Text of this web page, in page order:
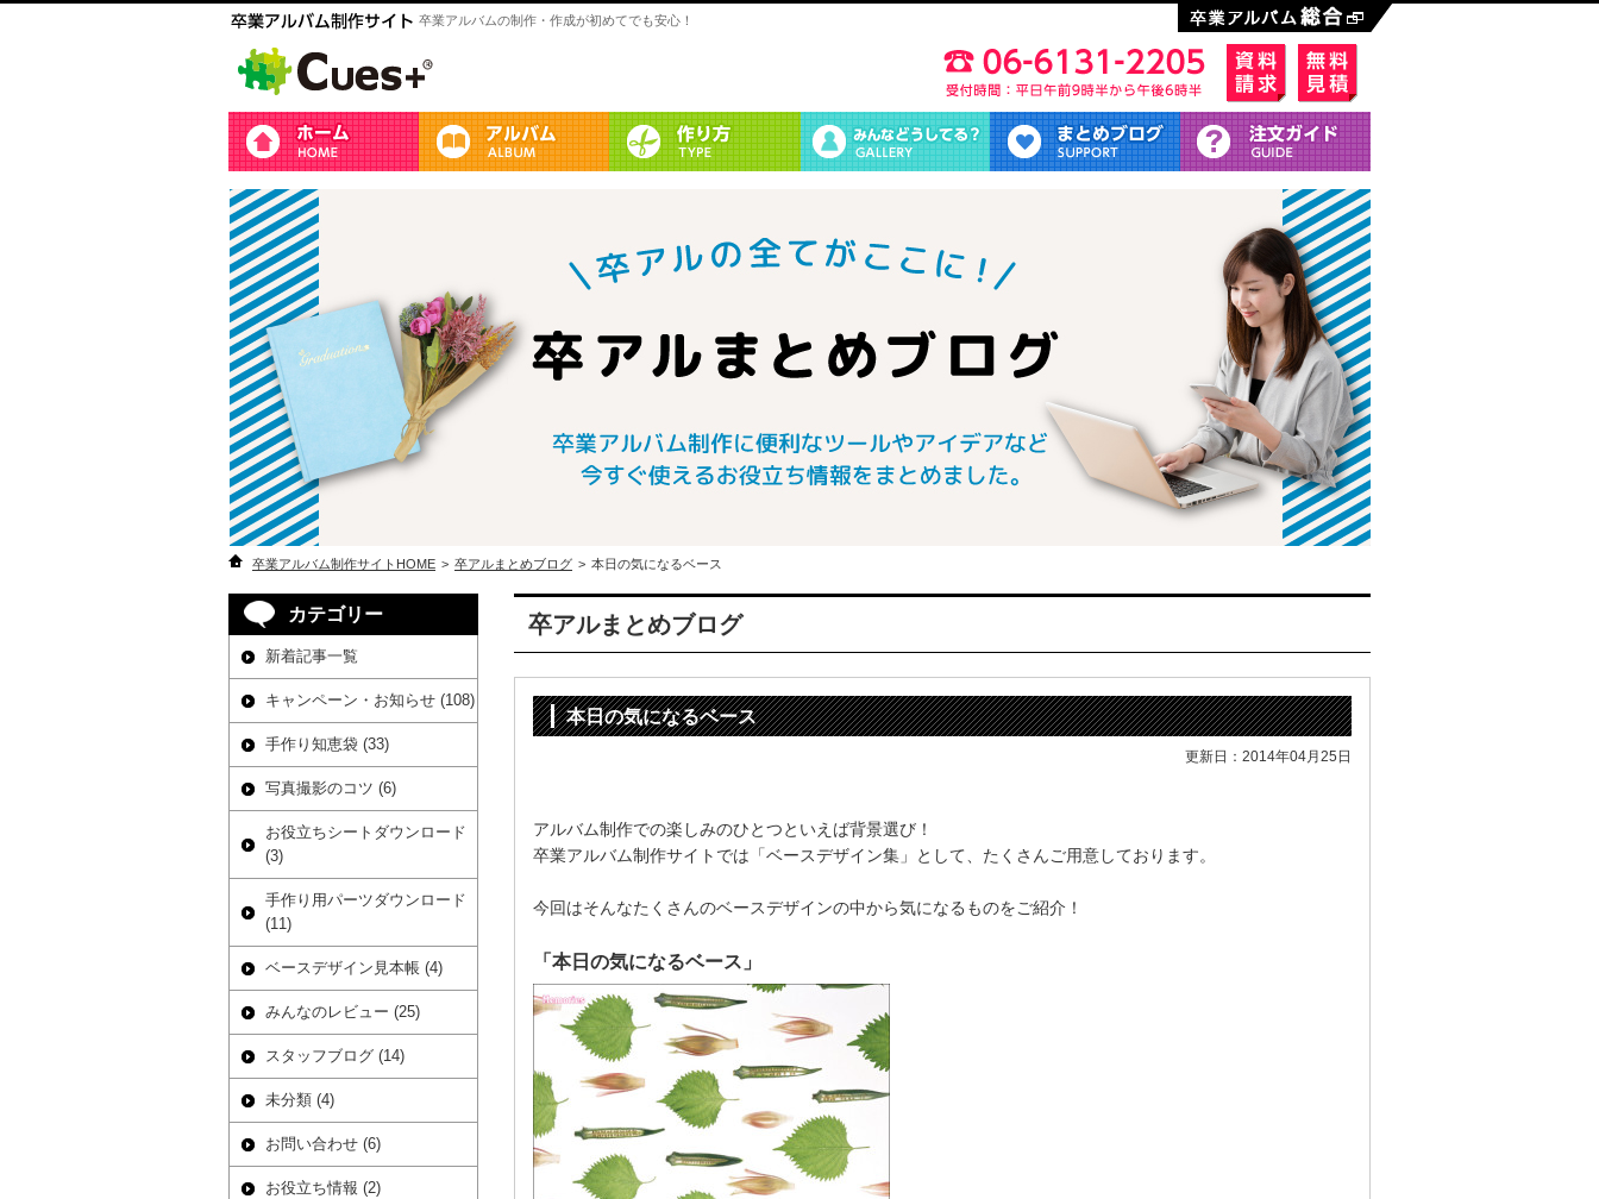
卒業アルバムの制作・作成が初めてでも安心！
卒業アルバム制作サイトHOME > 卒アルまとめブログ > 本日の気になるベース
卒アルまとめブログ
本日の気になるベース
更新日：2014年04月25日
アルバム制作での楽しみのひとつといえば背景選び！
卒業アルバム制作サイトでは「ベースデザイン集」として、たくさんご用意しております。
今回はそんなたくさんのベースデザインの中から気になるものをご紹介！
「本日の気になるベース」
カテゴリー
新着記事一覧
キャンペーン・お知らせ (108)
手作り知恵袋 (33)
写真撮影のコツ (6)
お役立ちシートダウンロード
(3)
手作り用パーツダウンロード
(11)
ベースデザイン見本帳 (4)
みんなのレビュー (25)
スタッフブログ (14)
未分類 (4)
お問い合わせ (6)
お役立ち情報 (2)